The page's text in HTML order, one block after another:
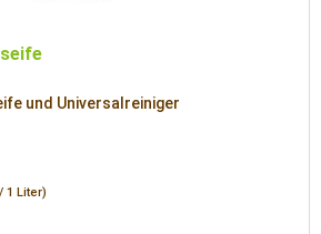
und Universalreiniger
1 Liter)